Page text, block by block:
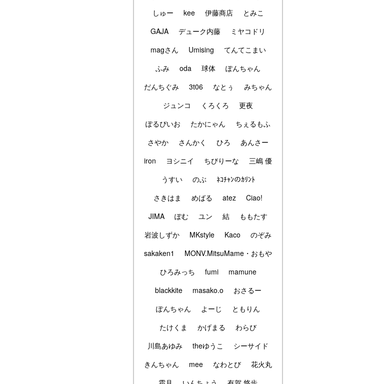
しゅー
kee 伊藤商店
とみこ
GAJA
デューク内藤
ミヤコドリ
magさん
Umising
てんてこまい
ふみ
oda 球体
ぽんちゃん
だんちぐみ
3t06 なとぅ
みちゃん
ジュンコ
くろくろ
更夜
ぽるぴいお
たかにゃん
ちぇるもふ
さやか
さんかく ひろ
あんさー
iron
ヨシニイ ちびりーな
三嶋 優
うすい
のぶ
ﾈｺﾁｬﾝのｶﾘﾝﾄ
さきはま
めばる atez
Ciao!
JIMA
ぽむ ユン 結
ももたす
岩波しずか
MKstyle Kaco
のぞみ
sakaken1
MONV.MitsuMame・おもや
ひろみっち
fumi
mamune
blackkite
masako.o
おさるー
ぽんちゃん
よーじ
ともりん
たけくま
かげまる
わらび
川島あゆみ
theゆうこ
シーサイド
きんちゃん
mee なわとび
花火丸